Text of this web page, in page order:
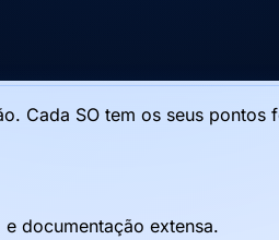
Cada SO tem os seus pontos
documentação extensa.